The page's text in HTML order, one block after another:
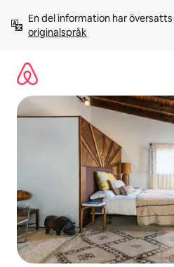
innehåll
En del information har
originalspråk